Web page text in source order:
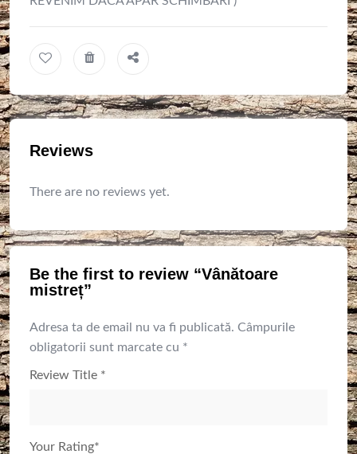
Reviews
There are no reviews yet.
Be the first to review “Vânătoare
mistreț”
Adresa ta de email nu va fi publicată. Câmpurile
obligatorii sunt marcate cu *
Review Title *
Your Rating*